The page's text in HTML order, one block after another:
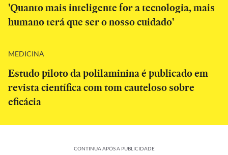
'Quanto mais inteligente for a tecnologia, mais
humano terá que ser o nosso cuidado'
MEDICINA
Estudo piloto da polilaminina é publicado em
revista científica com tom cauteloso sobre
eficácia
CONTINUA APÓS A PUBLICIDADE